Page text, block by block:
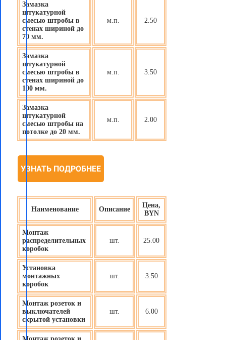
Замазка
штукатурной
смесью штробы в
стенах шириной до
70 мм.
м.п. 2.50
Замазка
штукатурной
смесью штробы в
стенах шириной до
100 мм.
м.п. 3.50
Замазка
штукатурной
смесью штробы на
потолке до 20 мм.
м.п. 2.00
УЗНАТЬ ПОДРОБНЕЕ
Наименование Описание
Цена,
BYN
Монтаж
распределительных
коробок
шт. 25.00
Установка
монтажных
коробок
шт. 3.50
Монтаж розеток и
выключателей
скрытой установки
шт. 6.00